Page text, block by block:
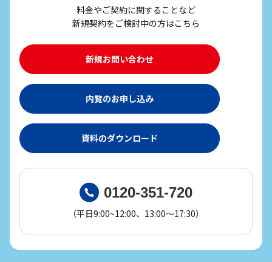
料金やご契約に関することなど
新規契約をご検討中の方はこちら
新規お問い合わせ
内覧のお申し込み
資料のダウンロード
0120-351-720
（平日9:00~12:00、13:00～17:30）